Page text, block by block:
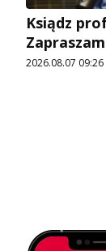
Ksiądz
2026.08.07 09:26